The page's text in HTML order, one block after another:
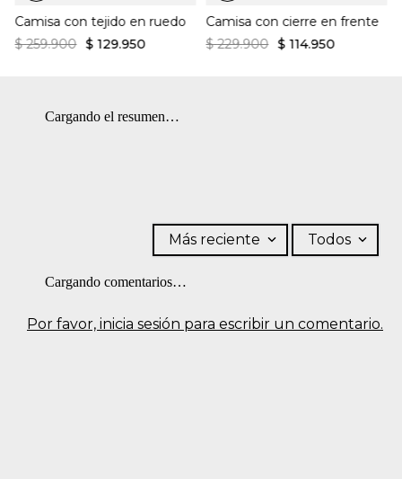
Camisa con tejido en ruedo
$ 259.900 $ 129.950
Camisa con cierre en frente
$ 229.900 $ 114.950
Cargando el resumen…
Por favor, inicia sesión para escribir un comentario.
Más reciente Todos
Cargando comentarios…